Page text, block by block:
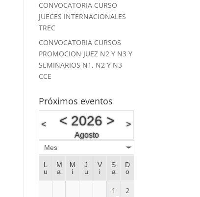
CONVOCATORIA CURSO
JUECES INTERNACIONALES
TREC
CONVOCATORIA CURSOS
PROMOCION JUEZ N2 Y N3 Y
SEMINARIOS N1, N2 Y N3
CCE
Próximos eventos
< <2026 >
Agosto
>
Mes
L
u
M
a
M
i
J
u
V
i
S
a
D
o
1 2